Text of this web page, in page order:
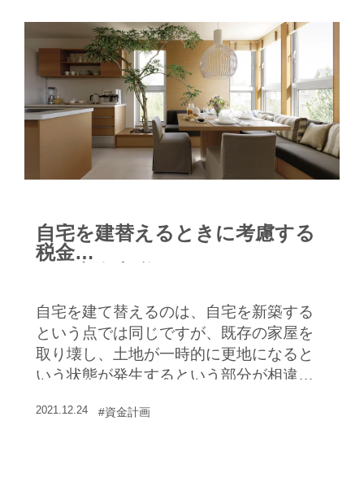
自宅を建替えるときに考慮する
税金
自宅を建て替えるのは、自宅を新築する
という点では同じですが、既存の家屋を
取り壊し、土地が一時的に更地になると
いう状態が発生するという部分が相違し
宅の建て替え時に、税金の面ではどのよ
2021.12.24 #資金計画